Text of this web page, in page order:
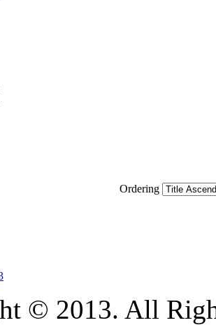
Ordering
© 2013. All